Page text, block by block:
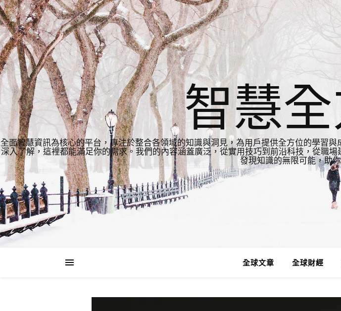
智慧
全面智慧資訊為核心的平台，專注於整合各領域的知識與洞見，為用戶提供全方位的學習
深入了解，這裡都能滿足你的需求。我們的內容涵蓋廣泛，從實用技巧到前沿科技，從職
發現知識的無限可能，助
全球文章 全球財經